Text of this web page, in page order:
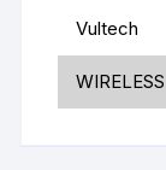
Vultech
WIRELESS